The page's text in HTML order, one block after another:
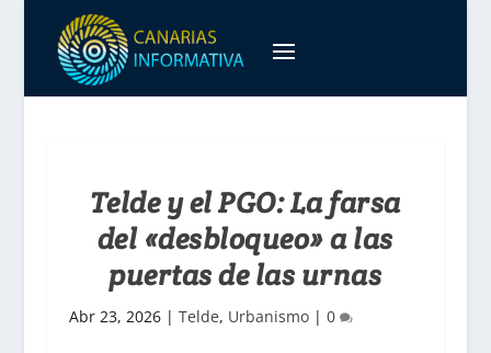
Telde y el PGO: La farsa
del «desbloqueo» a las
puertas de las urnas
Abr 23, 2026| Telde, Urbanismo| 0